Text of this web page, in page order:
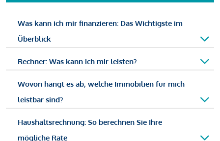
Was kann ich mir finanzieren: Das Wichtigste im
Überblick
Rechner: Was kann ich mir leisten?
Wovon hängt es ab, welche Immobilien für mich
leistbar sind?
Haushaltsrechnung: So berechnen Sie Ihre
mögliche Rate